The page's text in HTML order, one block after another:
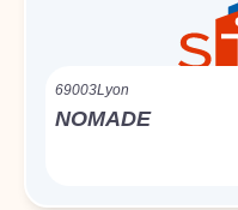
69003Lyon
NOMADE